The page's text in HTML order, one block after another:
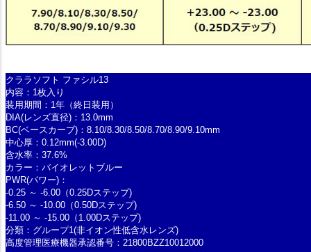
クララソフト ファシル13
内容：1枚入り
装用期間：1年（終日装用）
DIA(レンズ直径)：13.0mm
BC(ベースカーブ)：8.10/8.30/8.50/8.70/8.90/9.10mm
中心厚：0.12mm(-3.00D)
含水率：37.6%
カラー：バイオレットブルー
PWR(パワー)：
-0.25 ～ -6.00（0.25Dステップ)
-6.50 ～ -10.00（0.50Dステップ)
-11.00 ～ -15.00（1.00Dステップ)
分類：グループ1(非イオン性低含水レンズ)
高度管理医療機器承認番号：21800BZZ10012000